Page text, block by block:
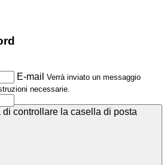
E-mail Verrà inviato un messaggio
necessarie.
controllare la casella di posta